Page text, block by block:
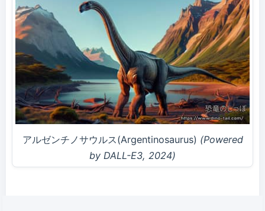
アルゼンチノサウルス(Argentinosaurus) (Powered
by DALL-E3, 2024)